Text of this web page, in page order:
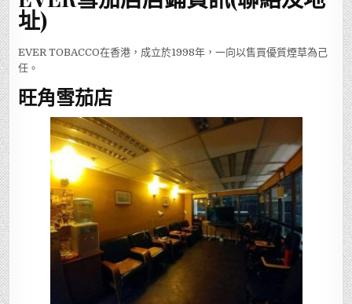
址)
EVER TOBACCO在香港，成立於1998年，一向以售買優質煙草為己
任。
旺角雪茄店